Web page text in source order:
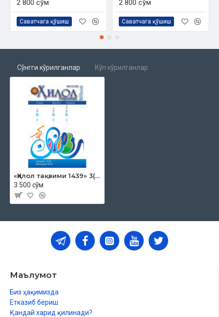
2 800 сўм
Саватчага қўшиш
2 800 сўм
Саватчага қўшиш
Сўнгги кўрилганлар Кўп кўрилганлар
«Ҳилол тақвими 1439» 3(13)-сони
3 500 сўм
Маълумот
Биз ҳақимизда
Етказиб бериш
Қандай харид қилинади?